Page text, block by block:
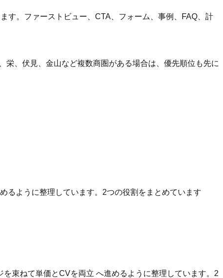
す。ファーストビュー、CTA、フォーム、事例、FAQ、計
、伏見、金山など複数商圏がある場合は、優先順位も先に
るように整理しています。2つの役割をまとめています
束ねて単価とCVを両立 へ進めるように整理しています。2